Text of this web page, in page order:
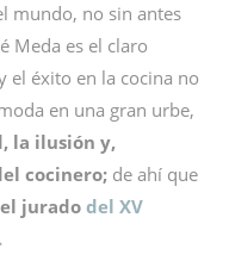
mundo, no sin antes
Meda es el claro
el éxito en la cocina no
en una gran urbe,
la ilusión y,
cocinero; de ahí que
juradodel XV